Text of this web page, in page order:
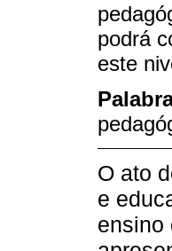
podrá
este
O ato
e
ensino